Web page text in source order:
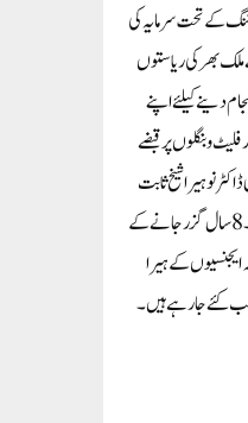
کے تحت سرمایہ کی
ملک بھر کی ریاستوں
دینے کیلئے اپنے
و بنگلوں پر قبضے
نوہیرا شیخ ثابت
ہوئیں جس نے 2016 میں ایک بیرسٹر کو ا ±س کے دائر مقدمے میں ہی شکست فاش سے دو چار کیا، 2018 میں گرفتاری اور کارروائی سے لے کر 2026 آگیا۔ 8 سال گزر جانے کے
ایجنسیوں کے ہیرا
کئے جا رہے ہیں۔